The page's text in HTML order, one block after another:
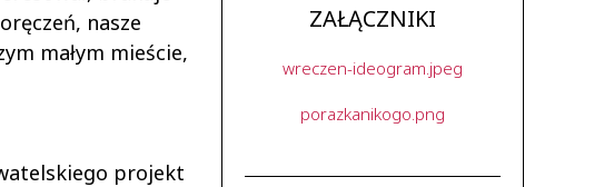
nasze
małym mieście,
projekt
ZAŁĄCZNIKI
wreczen-ideogram.jpeg
porazkanikogo.png